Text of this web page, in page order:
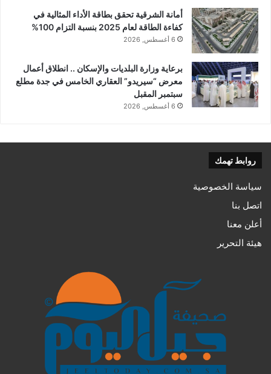
أمانة الشرقية تحقق بطاقة الأداء المثالية في
كفاءة الطاقة لعام 2025 بنسبة التزام 100%
6 أغسطس, 2026
برعاية وزارة البلديات والإسكان .. انطلاق أعمال
معرض “سيريدو” العقاري الخامس في جدة مطلع
سبتمبر المقبل
6 أغسطس, 2026
روابط تهمك
سياسة الخصوصية
اتصل بنا
أعلن معنا
هيئة التحرير